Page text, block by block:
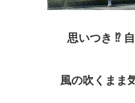
思いつき ⁉︎
風の吹くまま